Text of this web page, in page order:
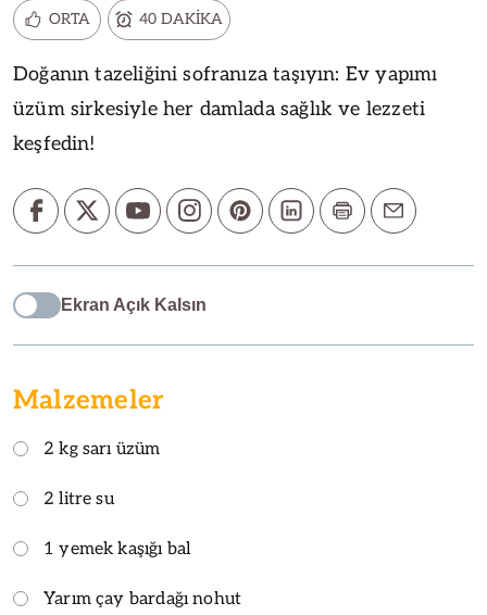
ORTA 40 DAKİKA
Doğanın tazeliğini sofranıza taşıyın: Ev yapımı
üzüm sirkesiyle her damlada sağlık ve lezzeti
keşfedin!
Ekran Açık Kalsın
Malzemeler
2 kg sarı üzüm
2 litre su
1 yemek kaşığı bal
Yarım çay bardağı nohut